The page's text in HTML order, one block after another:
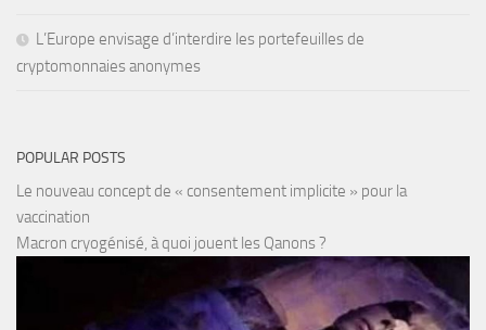
L’Europe envisage d’interdire les portefeuilles de
cryptomonnaies anonymes
POPULAR POSTS
Le nouveau concept de « consentement implicite » pour la
vaccination
Macron cryogénisé, à quoi jouent les Qanons ?